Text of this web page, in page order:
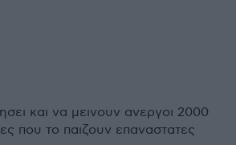
και να μεινουν ανεργοι 2000
που το παιζουν επαναστατες